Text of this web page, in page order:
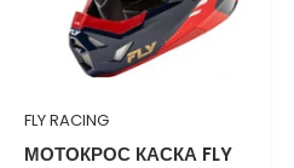
FLY RACING
МОТОКРОС КАСКА FLY